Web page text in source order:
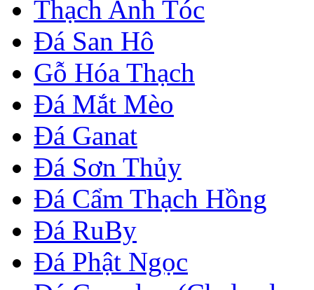
Thạch Anh Tóc
Đá San Hô
Gỗ Hóa Thạch
Đá Mắt Mèo
Đá Ganat
Đá Sơn Thủy
Đá Cẩm Thạch Hồng
Đá RuBy
Đá Phật Ngọc